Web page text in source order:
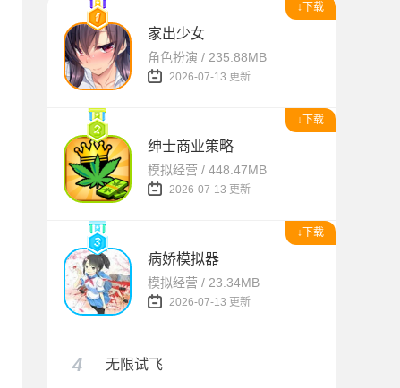
↓下载
家出少女
角色扮演 / 235.88MB
2026-07-13 更新
↓下载
绅士商业策略
模拟经营 / 448.47MB
2026-07-13 更新
↓下载
病娇模拟器
模拟经营 / 23.34MB
2026-07-13 更新
4 无限试飞